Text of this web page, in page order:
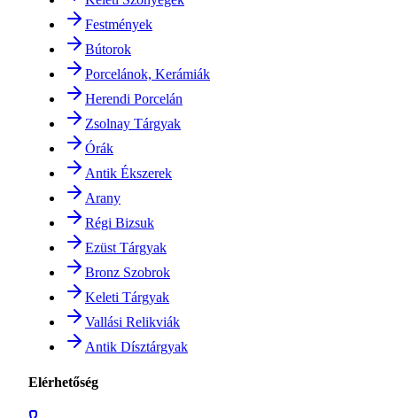
Festmények
Bútorok
Porcelánok, Kerámiák
Herendi Porcelán
Zsolnay Tárgyak
Órák
Antik Ékszerek
Arany
Régi Bizsuk
Ezüst Tárgyak
Bronz Szobrok
Keleti Tárgyak
Vallási Relikviák
Antik Dísztárgyak
Elérhetőség